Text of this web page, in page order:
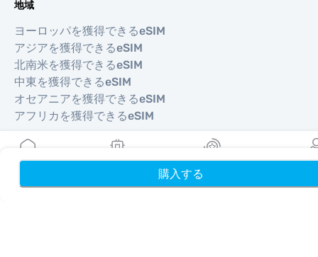
購入する
地域
ヨーロッパを獲得できるeSIM
アジアを獲得できるeSIM
北南米を獲得できるeSIM
中東を獲得できるeSIM
オセアニアを獲得できるeSIM
アフリカを獲得できるeSIM
国
米国を獲得できるeSIM
リワード